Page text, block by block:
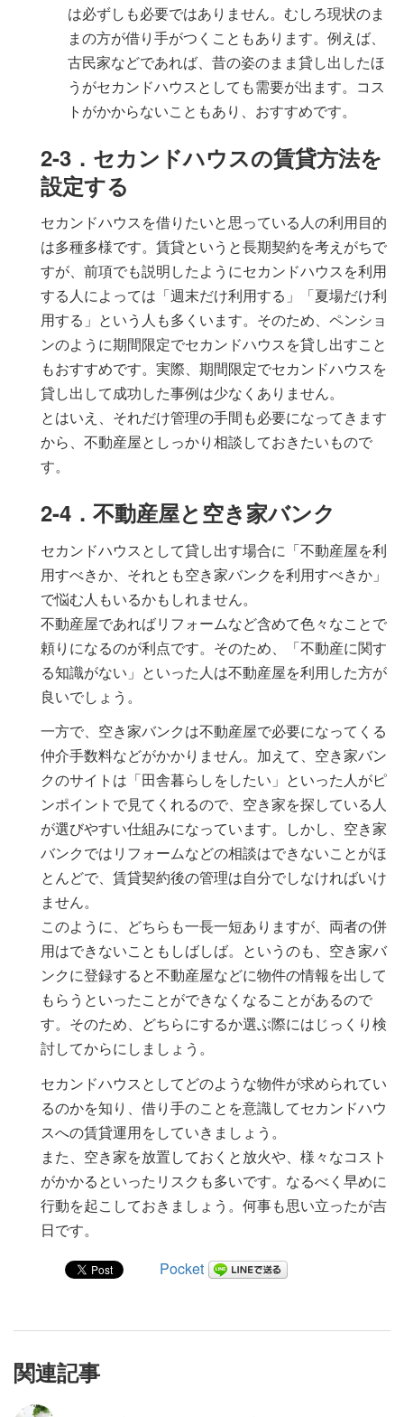
は必ずしも必要ではありません。むしろ現状のま
まの方が借り手がつくこともあります。例えば、
古民家などであれば、昔の姿のまま貸し出したほ
うがセカンドハウスとしても需要が出ます。コス
トがかからないこともあり、おすすめです。
2-3．セカンドハウスの賃貸方法を
設定する
セカンドハウスを借りたいと思っている人の利用目的
は多種多様です。賃貸というと長期契約を考えがちで
すが、前項でも説明したようにセカンドハウスを利用
する人によっては「週末だけ利用する」「夏場だけ利
用する」という人も多くいます。そのため、ペンショ
ンのように期間限定でセカンドハウスを貸し出すこと
もおすすめです。実際、期間限定でセカンドハウスを
貸し出して成功した事例は少なくありません。
とはいえ、それだけ管理の手間も必要になってきます
から、不動産屋としっかり相談しておきたいもので
す。
2-4．不動産屋と空き家バンク
セカンドハウスとして貸し出す場合に「不動産屋を利
用すべきか、それとも空き家バンクを利用すべきか」
で悩む人もいるかもしれません。
不動産屋であればリフォームなど含めて色々なことで
頼りになるのが利点です。そのため、「不動産に関す
る知識がない」といった人は不動産屋を利用した方が
良いでしょう。
一方で、空き家バンクは不動産屋で必要になってくる
仲介手数料などがかかりません。加えて、空き家バン
クのサイトは「田舎暮らしをしたい」といった人がピ
ンポイントで見てくれるので、空き家を探している人
が選びやすい仕組みになっています。しかし、空き家
バンクではリフォームなどの相談はできないことがほ
とんどで、賃貸契約後の管理は自分でしなければいけ
ません。
このように、どちらも一長一短ありますが、両者の併
用はできないこともしばしば。というのも、空き家バ
ンクに登録すると不動産屋などに物件の情報を出して
もらうといったことができなくなることがあるので
す。そのため、どちらにするか選ぶ際にはじっくり検
討してからにしましょう。
セカンドハウスとしてどのような物件が求められてい
るのかを知り、借り手のことを意識してセカンドハウ
スへの賃貸運用をしていきましょう。
また、空き家を放置しておくと放火や、様々なコスト
がかかるといったリスクも多いです。なるべく早めに
行動を起こしておきましょう。何事も思い立ったが吉
日です。
Pocket
関連記事